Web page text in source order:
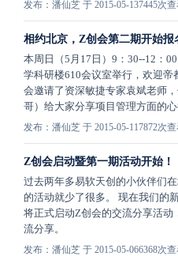
发布：潘仙芝 于 2015-05-137445次
相约北京，Z创会第二期开始报
本周日（5月17日）9：30--12：
学科研楼610会议室举行，欢迎帝
会邀请了资深敏捷专家袁斌老师
哥）给大家分享项目管理方面的心
发布：潘仙芝 于 2015-05-117872次
Z创会启动暨第一期活动开始！
过去两年多易软天创的小伙伴们
的活动就少了很多。 现在我们的
将正式启动Z创会的交流分享活动
流分享。
发布：潘仙芝 于 2015-05-066368次